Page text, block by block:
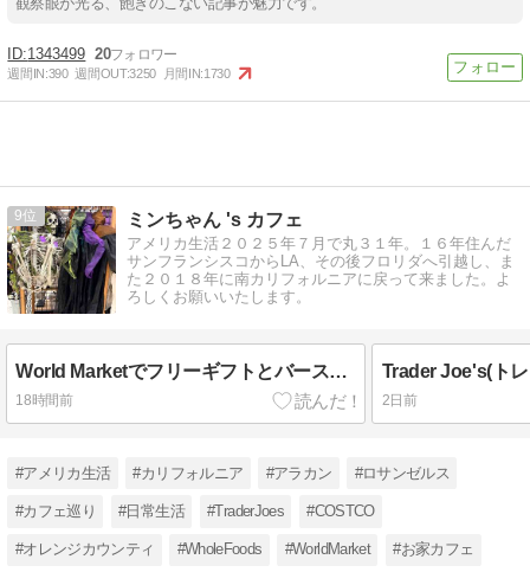
1343499 20
週間IN:390 週間OUT:3250 月間IN:1730
9 ミンちゃん 's カフェ
アメリカ生活２０２５年７月で丸３１年。１６年住んだ
サンフランシスコからLA、その後フロリダへ引越し、ま
た２０１８年に南カリフォルニアに戻って来ました。よ
ろしくお願いいたします。
World Marketでフリーギフトとバースデークーポンにつられてショッピング♪
18時間前 2日前
#アメリカ生活 #カリフォルニア #アラカン #ロサンゼルス
#カフェ巡り #日常生活 #TraderJoes #COSTCO
#オレンジカウンティ #WholeFoods #WorldMarket #お家カフェ
登録不要。更新を逃さずキャッチ！